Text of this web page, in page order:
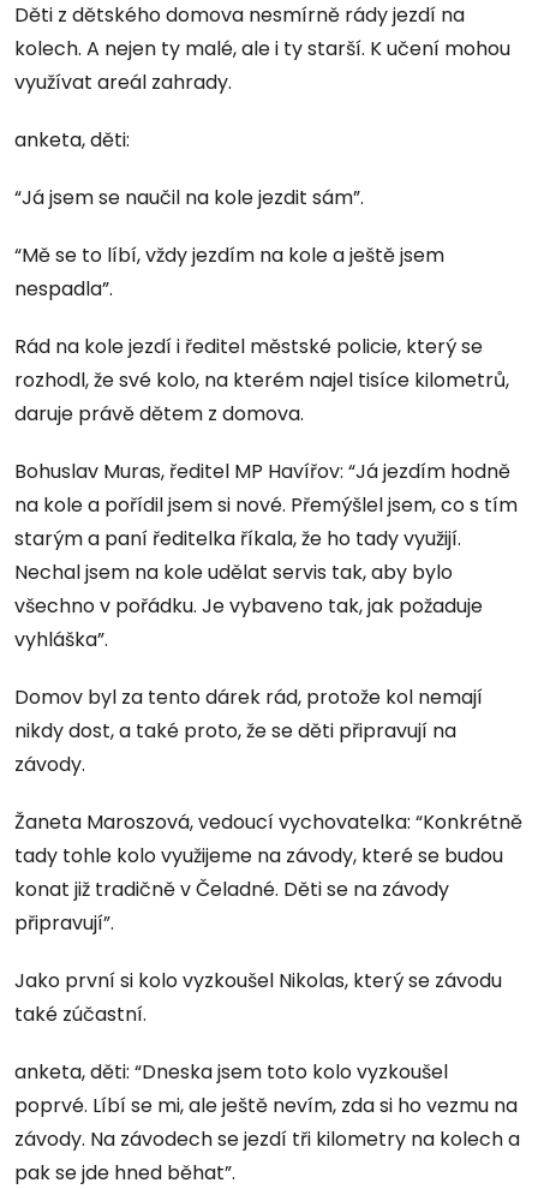
Děti z dětského domova nesmírně rády jezdí na
kolech. A nejen ty malé, ale i ty starší. K učení mohou
využívat areál zahrady.
anketa, děti:
“Já jsem se naučil na kole jezdit sám”.
“Mě se to líbí, vždy jezdím na kole a ještě jsem
nespadla”.
Rád na kole jezdí i ředitel městské policie, který se
rozhodl, že své kolo, na kterém najel tisíce kilometrů,
daruje právě dětem z domova.
Bohuslav Muras, ředitel MP Havířov: “Já jezdím hodně
na kole a pořídil jsem si nové. Přemýšlel jsem, co s tím
starým a paní ředitelka říkala, že ho tady využijí.
Nechal jsem na kole udělat servis tak, aby bylo
všechno v pořádku. Je vybaveno tak, jak požaduje
vyhláška”.
Domov byl za tento dárek rád, protože kol nemají
nikdy dost, a také proto, že se děti připravují na
závody.
Žaneta Maroszová, vedoucí vychovatelka: “Konkrétně
tady tohle kolo využijeme na závody, které se budou
konat již tradičně v Čeladné. Děti se na závody
připravují”.
Jako první si kolo vyzkoušel Nikolas, který se závodu
také zúčastní.
anketa, děti: “Dneska jsem toto kolo vyzkoušel
poprvé. Líbí se mi, ale ještě nevím, zda si ho vezmu na
závody. Na závodech se jezdí tři kilometry na kolech a
pak se jde hned běhat”.